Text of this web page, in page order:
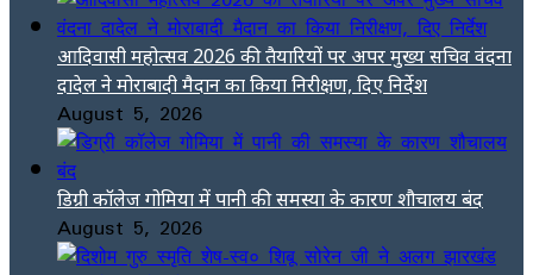
आदिवासी महोत्सव 2026 की तैयारियों पर अपर मुख्य सचिव वंदना
दादेल ने मोराबादी मैदान का किया निरीक्षण, दिए निर्देश
August 5, 2026
डिग्री कॉलेज गोमिया में पानी की समस्या के कारण शौचालय बंद
August 5, 2026